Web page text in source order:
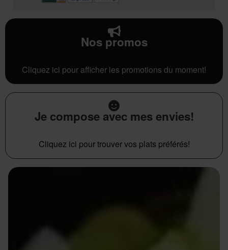
Nos promos
Cliquez ici pour afficher les promotions du moment!
Je compose avec mes envies!
Cliquez ici pour trouver vos plats préférés!